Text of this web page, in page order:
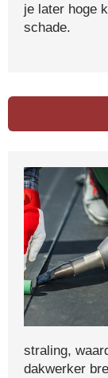
je later hoge
schade.
straling,
dakwerker